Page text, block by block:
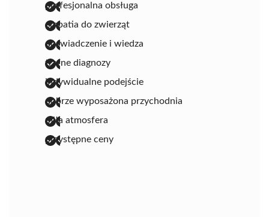
profesjonalna obsługa
empatia do zwierząt
doświadczenie i wiedza
trafne diagnozy
indywidualne podejście
dobrze wyposażona przychodnia
miła atmosfera
przystępne ceny